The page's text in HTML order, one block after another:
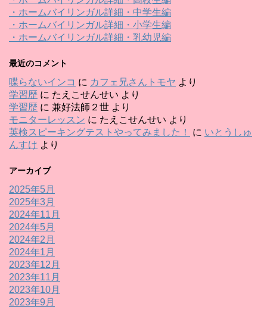
・ホームバイリンガル詳細・中学生編
・ホームバイリンガル詳細・小学生編
・ホームバイリンガル詳細・乳幼児編
最近のコメント
喋らないインコ に カフェ兄さんトモヤ より
学習歴 に たえこせんせい より
学習歴 に 兼好法師２世 より
モニターレッスン に たえこせんせい より
英検スピーキングテストやってみました！
に いとうしゅ
んすけ より
アーカイブ
2025年5月
2025年3月
2024年11月
2024年5月
2024年2月
2024年1月
2023年12月
2023年11月
2023年10月
2023年9月